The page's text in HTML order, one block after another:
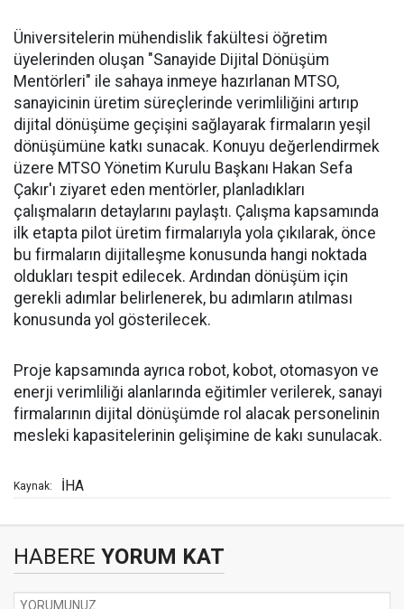
Üniversitelerin mühendislik fakültesi öğretim
üyelerinden oluşan "Sanayide Dijital Dönüşüm
Mentörleri" ile sahaya inmeye hazırlanan MTSO,
sanayicinin üretim süreçlerinde verimliliğini artırıp
dijital dönüşüme geçişini sağlayarak firmaların yeşil
dönüşümüne katkı sunacak. Konuyu değerlendirmek
üzere MTSO Yönetim Kurulu Başkanı Hakan Sefa
Çakır'ı ziyaret eden mentörler, planladıkları
çalışmaların detaylarını paylaştı. Çalışma kapsamında
ilk etapta pilot üretim firmalarıyla yola çıkılarak, önce
bu firmaların dijitalleşme konusunda hangi noktada
oldukları tespit edilecek. Ardından dönüşüm için
gerekli adımlar belirlenerek, bu adımların atılması
konusunda yol gösterilecek.
Proje kapsamında ayrıca robot, kobot, otomasyon ve
enerji verimliliği alanlarında eğitimler verilerek, sanayi
firmalarının dijital dönüşümde rol alacak personelinin
mesleki kapasitelerinin gelişimine de kakı sunulacak.
Kaynak: İHA
HABERE YORUM KAT